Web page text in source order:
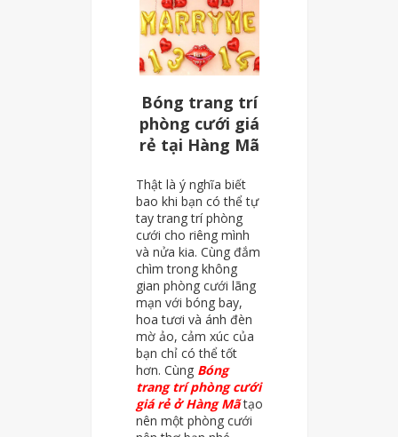
Bóng trang trí
phòng cưới giá
rẻ tại Hàng Mã
Thật là ý nghĩa biết
bao khi bạn có thể tự
tay trang trí phòng
cưới cho riêng mình
và nửa kia. Cùng đắm
chìm trong không
gian phòng cưới lãng
mạn với bóng bay,
hoa tươi và ánh đèn
mờ ảo, cảm xúc của
bạn chỉ có thể tốt
hơn. Cùng Bóng
trang trí phòng cưới
giá rẻ ở Hàng Mãtạo
nên một phòng cưới